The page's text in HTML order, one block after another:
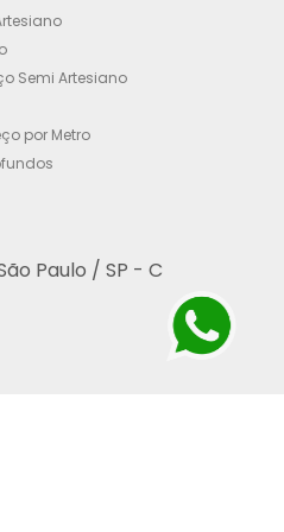
Semi Artesiano
por Metro
Paulo / SP - C